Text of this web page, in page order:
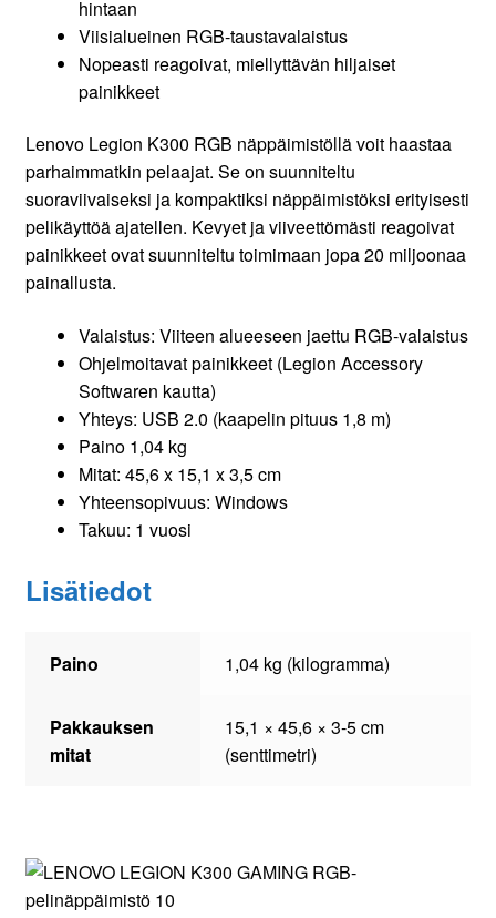
hintaan
Viisialueinen RGB-taustavalaistus
Nopeasti reagoivat, miellyttävän hiljaiset
painikkeet
Lenovo Legion K300 RGB näppäimistöllä voit haastaa
parhaimmatkin pelaajat. Se on suunniteltu
suoraviivaiseksi ja kompaktiksi näppäimistöksi erityisesti
pelikäyttöä ajatellen. Kevyet ja viiveettömästi reagoivat
painikkeet ovat suunniteltu toimimaan jopa 20 miljoonaa
painallusta.
Valaistus: Viiteen alueeseen jaettu RGB-valaistus
Ohjelmoitavat painikkeet (Legion Accessory
Softwaren kautta)
Yhteys: USB 2.0 (kaapelin pituus 1,8 m)
Paino 1,04 kg
Mitat: 45,6 x 15,1 x 3,5 cm
Yhteensopivuus: Windows
Takuu: 1 vuosi
Lisätiedot
Paino 1,04 kg (kilogramma)
Pakkauksen
mitat
15,1 × 45,6 × 3-5 cm
(senttimetri)